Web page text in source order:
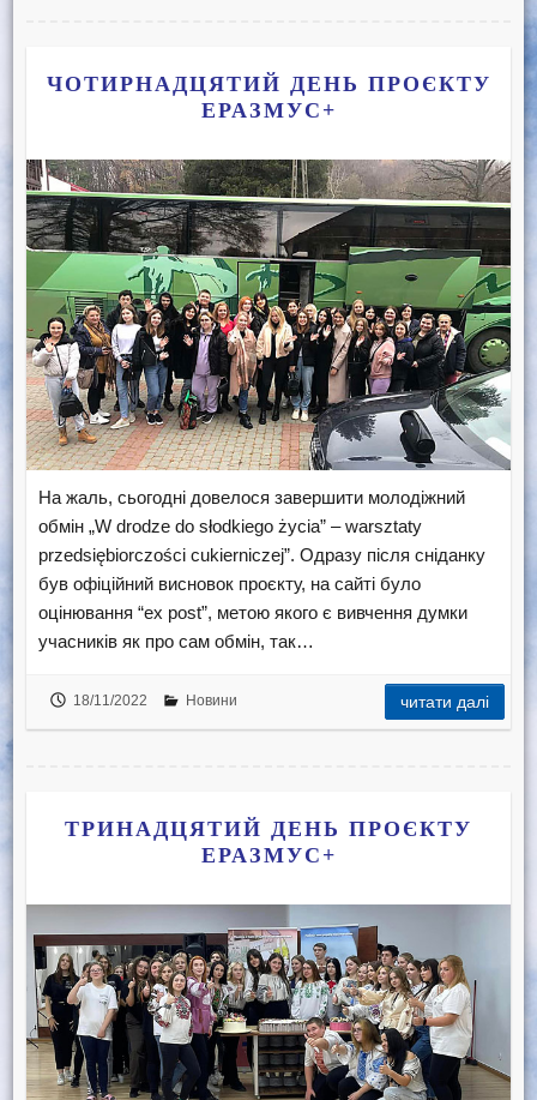
ЧОТИРНАДЦЯТИЙ ДЕНЬ ПРОЄКТУ
ЕРАЗМУС+
На жаль, сьогодні довелося завершити молодіжний
обмін „W drodze do słodkiego życia” – warsztaty
przedsiębiorczości cukierniczej”. Одразу після сніданку
був офіційний висновок проєкту, на сайті було
оцінювання “ex post”, метою якого є вивчення думки
учасників як про сам обмін, так…
18/11/2022 Новини читати далі
ТРИНАДЦЯТИЙ ДЕНЬ ПРОЄКТУ
ЕРАЗМУС+